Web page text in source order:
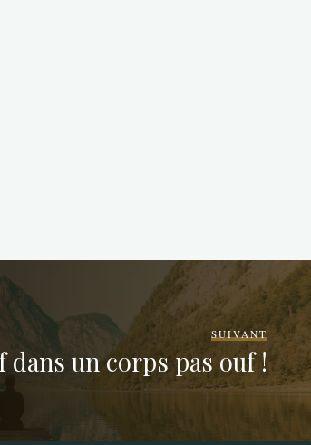
SUIVANT
un corps pas ouf !